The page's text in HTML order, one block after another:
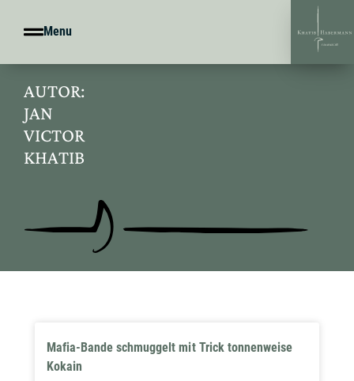
Menu
AUTOR:
JAN
VICTOR
KHATIB
Mafia-Bande schmuggelt mit Trick tonnenweise
Kokain